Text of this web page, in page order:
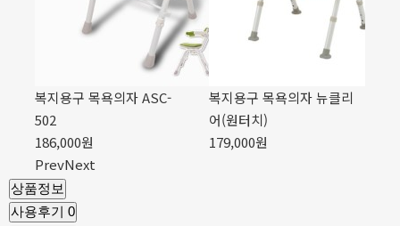
복지용구 목욕의자 ASC-
502
186,000원
복지용구 목욕의자 뉴클리
어(원터치)
179,000원
PrevNext
상품정보
사용후기 0